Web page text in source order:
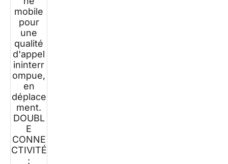
mobile
pour
une
qualité
d'appel
ininterr
ompue,
en
déplace
ment.
DOUBL
E
CONNE
CTIVITÉ
: